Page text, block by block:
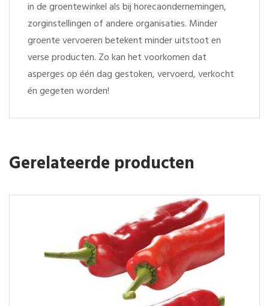
in de groentewinkel als bij horecaondernemingen,
zorginstellingen of andere organisaties. Minder
groente vervoeren betekent minder uitstoot en
verse producten. Zo kan het voorkomen dat
asperges op één dag gestoken, vervoerd, verkocht
én gegeten worden!
Gerelateerde producten